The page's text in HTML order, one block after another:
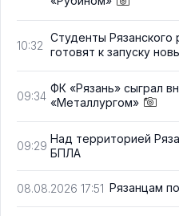
10:32
Студенты Рязанского
готовят к запуску
09:34
ФК «Рязань» сыграл
«Металлургом»
09:29
Над территорией
БПЛА
08.08.2026 17:51 Рязанцам